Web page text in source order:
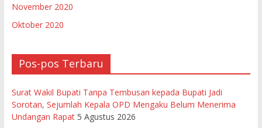
November 2020
Oktober 2020
Pos-pos Terbaru
Surat Wakil Bupati Tanpa Tembusan kepada Bupati Jadi
Sorotan, Sejumlah Kepala OPD Mengaku Belum Menerima
Undangan Rapat 5 Agustus 2026